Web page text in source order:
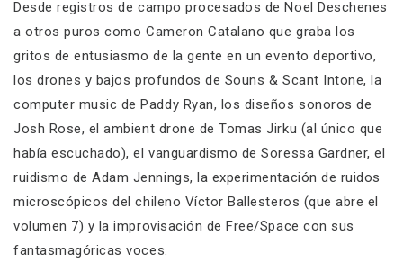
Desde registros de campo procesados de Noel Deschenes
a otros puros como Cameron Catalano que graba los
gritos de entusiasmo de la gente en un evento deportivo,
los drones y bajos profundos de Souns & Scant Intone, la
computer music de Paddy Ryan, los diseños sonoros de
Josh Rose, el ambient drone de Tomas Jirku (al único que
había escuchado), el vanguardismo de Soressa Gardner, el
ruidismo de Adam Jennings, la experimentación de ruidos
microscópicos del chileno Víctor Ballesteros (que abre el
volumen 7) y la improvisación de Free/Space con sus
fantasmagóricas voces.